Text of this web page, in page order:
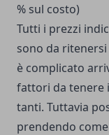
% sul costo)
Tutti i prezzi
sono da
è complicato
fattori da tenere
tanti. Tuttavia
prendendo